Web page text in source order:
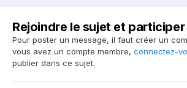
Rejoindre le sujet et participer
Pour poster un message, il faut créer un
vous avez un compte membre, connectez-
publier dans ce sujet.